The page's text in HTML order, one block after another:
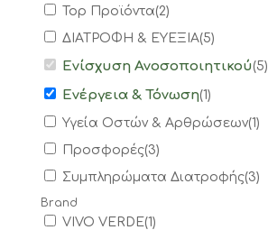
Top Προϊόντα(2)
ΔΙΑΤΡΟΦΗ & ΕΥΕΞΙΑ(5)
Ενίσχυση Ανοσοποιητικού(5)
Ενέργεια & Τόνωση(1)
Υγεία Οστών & Αρθρώσεων(1)
Προσφορές(3)
Συμπληρώματα Διατροφής(3)
Brand
VIVO VERDE(1)